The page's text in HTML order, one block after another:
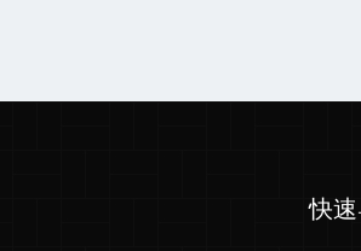
快